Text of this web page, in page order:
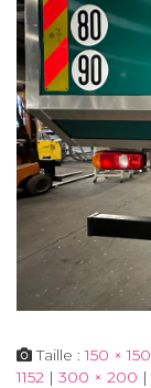
Taille :150 × 150
1152 | 300 × 200 |